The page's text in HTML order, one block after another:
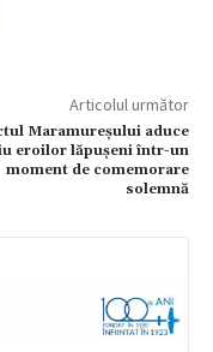
Articolul următor
Maramureșului aduce
eroilor lăpușeni într-un
moment de comemorare
solemnă